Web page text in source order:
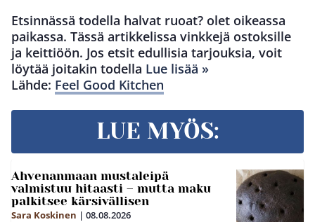
Etsinnässä todella halvat ruoat? olet oikeassa
paikassa. Tässä artikkelissa vinkkejä ostoksille
ja keittiöön. Jos etsit edullisia tarjouksia, voit
löytää joitakin todella Lue lisää »
Lähde: Feel Good Kitchen
LUE MYÖS:
Ahvenanmaan mustaleipä
valmistuu hitaasti – mutta maku
palkitsee kärsivällisen
Sara Koskinen | 08.08.2026